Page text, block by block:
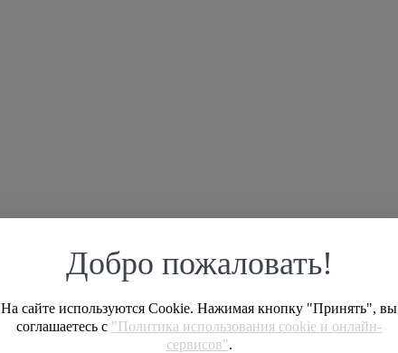
Добро пожаловать!
На сайте используются Cookie. Нажимая кнопку "Принять", вы
соглашаетесь с "Политика использования cookie и онлайн-
сервисов".